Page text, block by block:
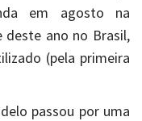
em agosto na
deste ano no Brasil,
(pela primeira
passou por uma